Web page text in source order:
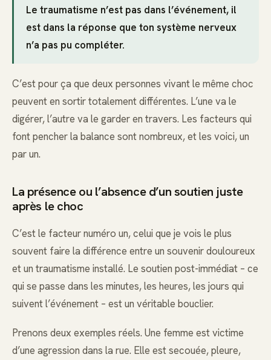
Le traumatisme n’est pas dans l’événement, il
est dans la réponse que ton système nerveux
n’a pas pu compléter.
C’est pour ça que deux personnes vivant le même choc
peuvent en sortir totalement différentes. L’une va le
digérer, l’autre va le garder en travers. Les facteurs qui
font pencher la balance sont nombreux, et les voici, un
par un.
La présence ou l’absence d’un soutien juste
après le choc
C’est le facteur numéro un, celui que je vois le plus
souvent faire la différence entre un souvenir douloureux
et un traumatisme installé. Le soutien post-immédiat – ce
qui se passe dans les minutes, les heures, les jours qui
suivent l’événement – est un véritable bouclier.
Prenons deux exemples réels. Une femme est victime
d’une agression dans la rue. Elle est secouée, pleure,